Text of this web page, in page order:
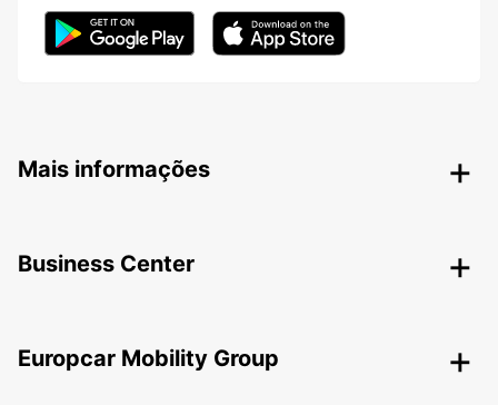
Mais informações
Business Center
Europcar Mobility Group